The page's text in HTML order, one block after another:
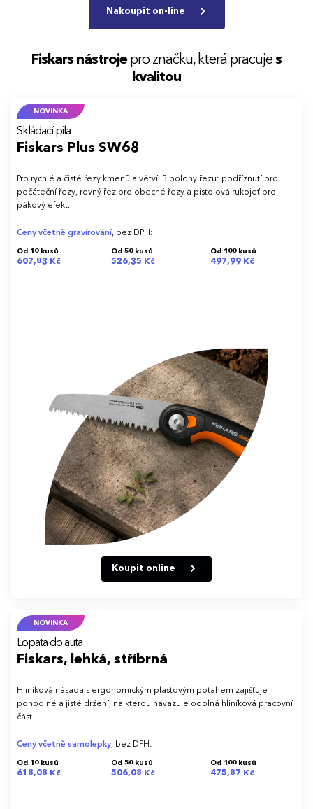
Nakoupit on-line
Fiskars nástroje pro značku, která pracujes
kvalitou
NOVINKA
Skládací pila
Fiskars Plus SW68
Pro rychlé a čisté řezy kmenů a větví. 3 polohy řezu: podříznutí pro
počáteční řezy, rovný řez pro obecné řezy a pistolová rukojeť pro
pákový efekt.
Ceny včetně gravírování, bez DPH:
Od 10 kusů
607,83 Kč
Od 50 kusů
526,35 Kč
Od 100 kusů
497,99 Kč
Koupit online
NOVINKA
Lopata do auta
Fiskars, lehká, stříbrná
Hliníková násada s ergonomickým plastovým potahem zajišťuje
pohodlné a jisté držení, na kterou navazuje odolná hliníková pracovní
část.
Ceny včetně samolepky, bez DPH:
Od 10 kusů
618,08 Kč
Od 50 kusů
506,08 Kč
Od 100 kusů
475,87 Kč